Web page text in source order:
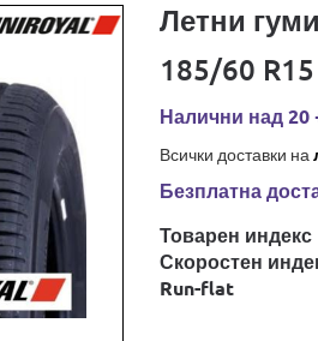
Летни
185/60 R15
Налични над 20
Всички доставки на
Безплатна
Товарен индекс
Скоростен
Run-flat